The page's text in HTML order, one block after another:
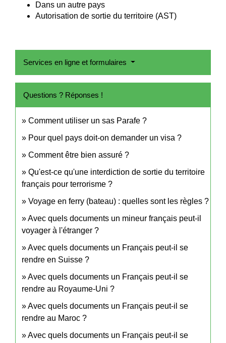
Dans un autre pays
Autorisation de sortie du territoire (AST)
Services en ligne et formulaires
Questions ? Réponses !
Comment utiliser un sas Parafe ?
Pour quel pays doit-on demander un visa ?
Comment être bien assuré ?
Qu'est-ce qu'une interdiction de sortie du territoire
français pour terrorisme ?
Voyage en ferry (bateau) : quelles sont les règles ?
Avec quels documents un mineur français peut-il
voyager à l'étranger ?
Avec quels documents un Français peut-il se
rendre en Suisse ?
Avec quels documents un Français peut-il se
rendre au Royaume-Uni ?
Avec quels documents un Français peut-il se
rendre au Maroc ?
Avec quels documents un Français peut-il se